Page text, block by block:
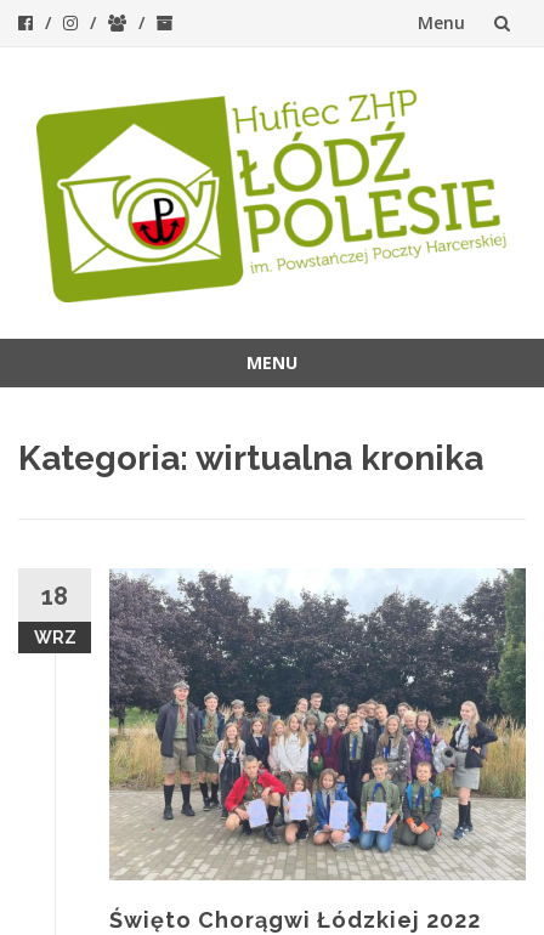
Menu
treści
MENU
treściKategoria: wirtualna kronika
18
WRZ
Święto Chorągwi Łódzkiej 2022